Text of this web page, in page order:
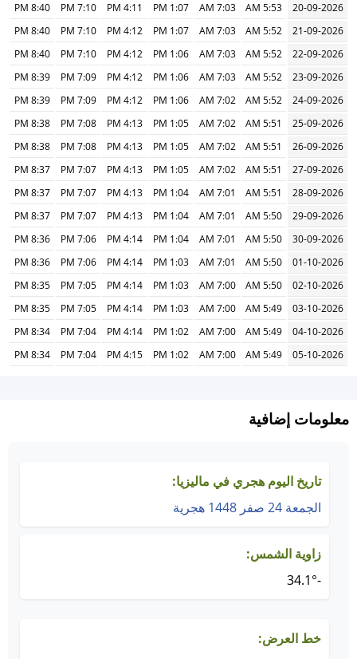
20-09-2026
5:53 AM
7:03 AM
1:07 PM
4:11 PM
7:10 PM
8:40 PM
21-09-2026
5:52 AM
7:03 AM
1:07 PM
4:12 PM
7:10 PM
8:40 PM
22-09-2026
5:52 AM
7:03 AM
1:06 PM
4:12 PM
7:10 PM
8:40 PM
23-09-2026
5:52 AM
7:03 AM
1:06 PM
4:12 PM
7:09 PM
8:39 PM
24-09-2026
5:52 AM
7:02 AM
1:06 PM
4:12 PM
7:09 PM
8:39 PM
25-09-2026
5:51 AM
7:02 AM
1:05 PM
4:13 PM
7:08 PM
8:38 PM
26-09-2026
5:51 AM
7:02 AM
1:05 PM
4:13 PM
7:08 PM
8:38 PM
27-09-2026
5:51 AM
7:02 AM
1:05 PM
4:13 PM
7:07 PM
8:37 PM
28-09-2026
5:51 AM
7:01 AM
1:04 PM
4:13 PM
7:07 PM
8:37 PM
29-09-2026
5:50 AM
7:01 AM
1:04 PM
4:13 PM
7:07 PM
8:37 PM
30-09-2026
5:50 AM
7:01 AM
1:04 PM
4:14 PM
7:06 PM
8:36 PM
01-10-2026
5:50 AM
7:01 AM
1:03 PM
4:14 PM
7:06 PM
8:36 PM
02-10-2026
5:50 AM
7:00 AM
1:03 PM
4:14 PM
7:05 PM
8:35 PM
03-10-2026
5:49 AM
7:00 AM
1:03 PM
4:14 PM
7:05 PM
8:35 PM
04-10-2026
5:49 AM
7:00 AM
1:02 PM
4:14 PM
7:04 PM
8:34 PM
05-10-2026
5:49 AM
7:00 AM
1:02 PM
4:15 PM
7:04 PM
8:34 PM
معلومات إضافية
تاريخ اليوم هجري في ماليزيا:
الجمعة 24 صفر 1448 هجرية
زاوية الشمس:
-34.1°
خط العرض: